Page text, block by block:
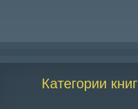
Категории книг